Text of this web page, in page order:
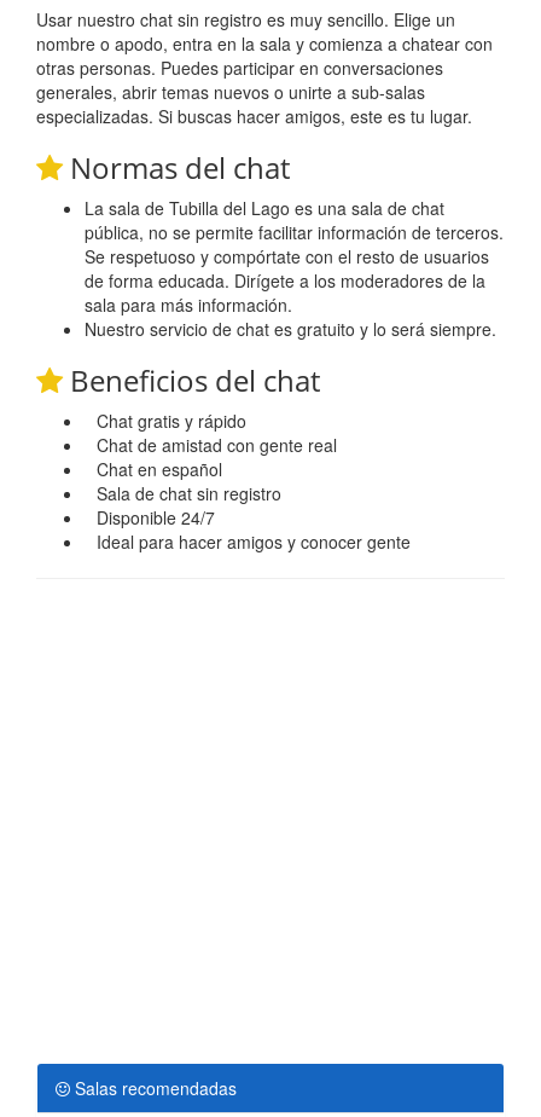
Usar nuestro chat sin registro es muy sencillo. Elige un
nombre o apodo, entra en la sala y comienza a chatear con
otras personas. Puedes participar en conversaciones
generales, abrir temas nuevos o unirte a sub-salas
especializadas. Si buscas hacer amigos, este es tu lugar.
Normas del chat
La sala de Tubilla del Lago es una sala de chat
pública, no se permite facilitar información de terceros.
Se respetuoso y compórtate con el resto de usuarios
de forma educada. Dirígete a los moderadores de la
sala para más información.
Nuestro servicio de chat es gratuito y lo será siempre.
Beneficios del chat
Chat gratis y rápido
Chat de amistad con gente real
Chat en español
Sala de chat sin registro
Disponible 24/7
Ideal para hacer amigos y conocer gente
Salas recomendadas